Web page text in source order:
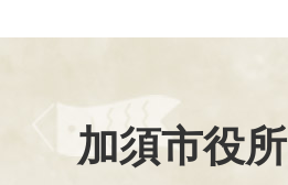
加須市役所